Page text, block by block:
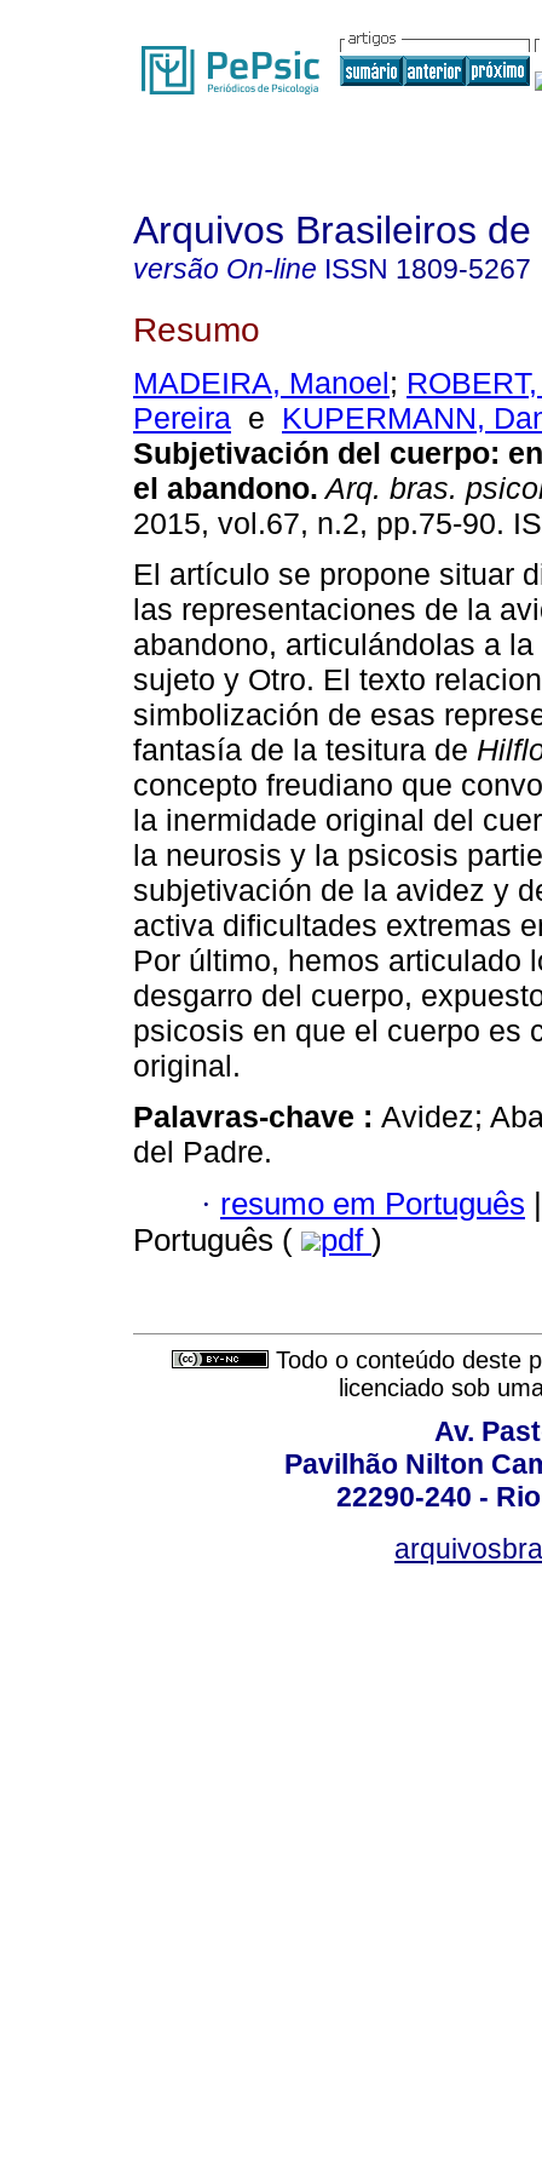
Arquivos Brasileiros
versão On-line ISSN 1809-5267
Resumo
MADEIRA, Manoel;
Pereira e KUPERMANN,
Subjetivación del cuerpo:
el abandono. Arq. bras.
2015, vol.67, n.2, pp.75-90.
El artículo se propone situar
las representaciones de la
abandono, articulándolas a
sujeto y Otro. El texto
simbolización de esas
fantasía de la tesitura de
concepto freudiano que
la inermidade original del
la neurosis y la psicosis
subjetivación de la avidez y
activa dificultades extremas
Por último, hemos articulado
desgarro del cuerpo,
psicosis en que el cuerpo es
original.
Palavras-chave : Avidez;
del Padre.
· resumo em Português |
Português (
pdf )
Todo o conteúdo deste
licenciado sob
Av.
Pavilhão Nilton
22290-240 -